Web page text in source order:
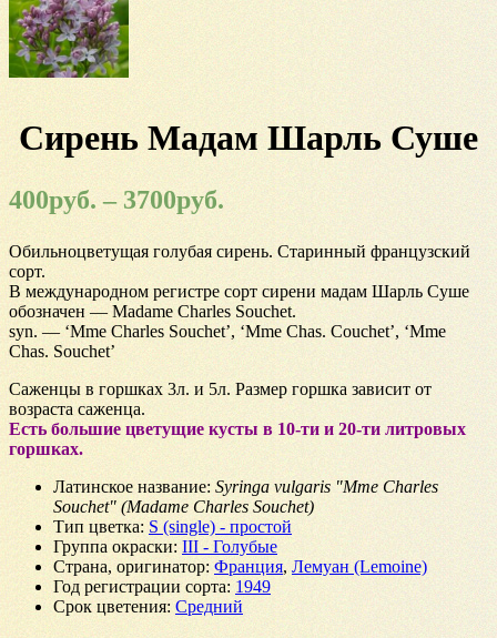
Сирень Мадам Шарль Суше
400руб. – 3700руб.
Обильноцветущая голубая сирень. Старинный французский
сорт.
В международном регистре сорт сирени мадам Шарль Суше
обозначен — Madame Charles Souchet.
syn. — ‘Mme Charles Souchet’, ‘Mme Chas. Couchet’, ‘Mme
Chas. Souchet’
Саженцы в горшках 3л. и 5л. Размер горшка зависит от
возраста саженца.
Есть большие цветущие кусты в 10-ти и 20-ти литровых
горшках.
Латинское название: Syringa vulgaris "Mme Charles
Souchet" (Madame Charles Souchet)
Тип цветка: S (single) - простой
Группа окраски: III - Голубые
Страна, оригинатор: Франция, Лемуан (Lemoine)
Год регистрации сорта: 1949
Срок цветения: Средний